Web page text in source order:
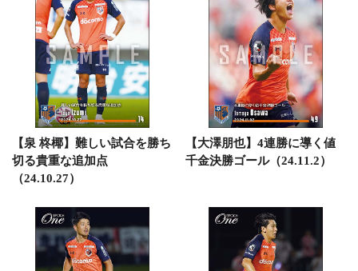
【泉 柊椰】難しい試合を勝ち
切る貴重な追加点
（24.10.27）
【大澤朋也】4連勝に導く値
千金決勝ゴール（24.11.2）